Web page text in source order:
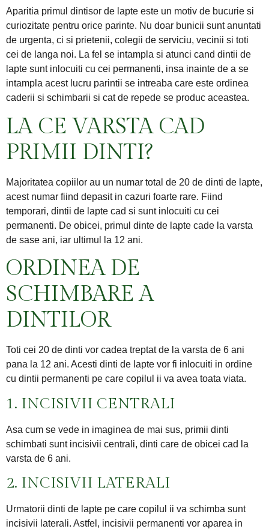
Aparitia primul dintisor de lapte este un motiv de bucurie si
curiozitate pentru orice parinte. Nu doar bunicii sunt anuntati
de urgenta, ci si prietenii, colegii de serviciu, vecinii si toti
cei de langa noi. La fel se intampla si atunci cand dintii de
lapte sunt inlocuiti cu cei permanenti, insa inainte de a se
intampla acest lucru parintii se intreaba care este ordinea
caderii si schimbarii si cat de repede se produc aceastea.
LA CE VARSTA CAD
PRIMII DINTI?
Majoritatea copiilor au un numar total de 20 de dinti de lapte,
acest numar fiind depasit in cazuri foarte rare. Fiind
temporari, dintii de lapte cad si sunt inlocuiti cu cei
permanenti. De obicei, primul dinte de lapte cade la varsta
de sase ani, iar ultimul la 12 ani.
ORDINEA DE
SCHIMBARE A
DINTILOR
Toti cei 20 de dinti vor cadea treptat de la varsta de 6 ani
pana la 12 ani. Acesti dinti de lapte vor fi inlocuiti in ordine
cu dintii permanenti pe care copilul ii va avea toata viata.
1. INCISIVII CENTRALI
Asa cum se vede in imaginea de mai sus, primii dinti
schimbati sunt incisivii centrali, dinti care de obicei cad la
varsta de 6 ani.
2. INCISIVII LATERALI
Urmatorii dinti de lapte pe care copilul ii va schimba sunt
incisivii laterali. Astfel, incisivii permanenti vor aparea in